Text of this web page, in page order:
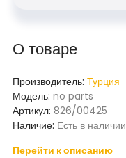
О товаре
Производитель: Турция
Модель: no parts
Артикул: 826/00425
Наличие: Есть в наличии
Перейти к описанию